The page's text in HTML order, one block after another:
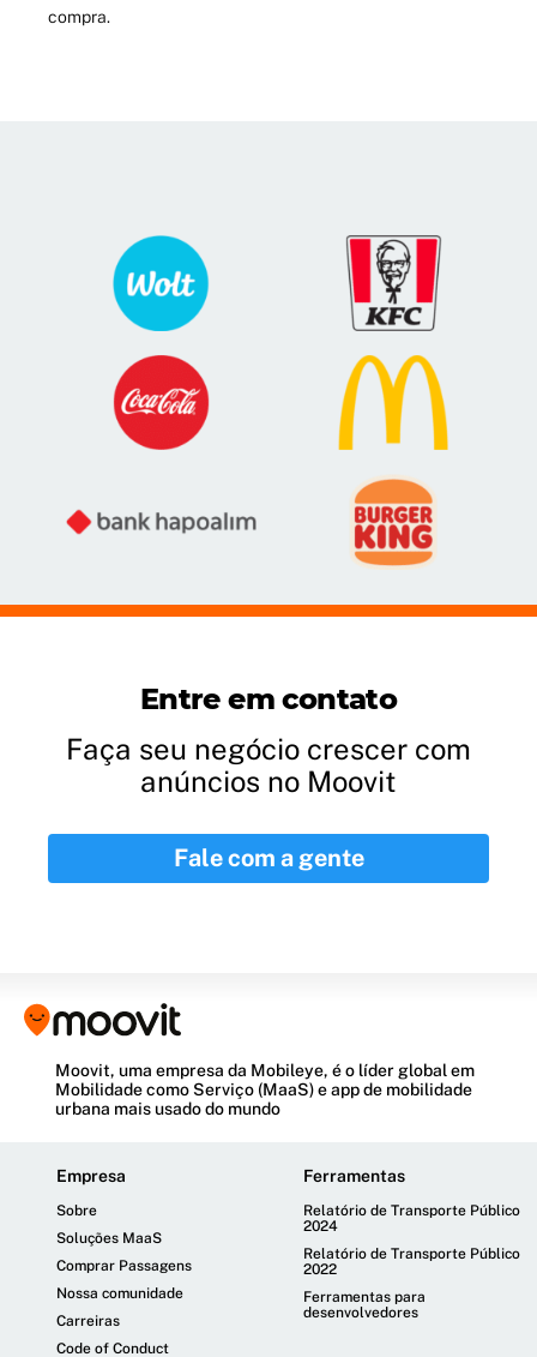
compra.
Entre em contato
Faça seu negócio crescer com
anúncios no Moovit
Fale com a gente
Moovit, uma empresa da Mobileye, é o líder global em
Mobilidade como Serviço (MaaS) e app de mobilidade
urbana mais usado do mundo
Empresa
Sobre
Soluções MaaS
Comprar Passagens
Nossa comunidade
Carreiras
Code of Conduct
Ferramentas
Relatório de Transporte Público
2024
Relatório de Transporte Público
2022
Ferramentas para
desenvolvedores